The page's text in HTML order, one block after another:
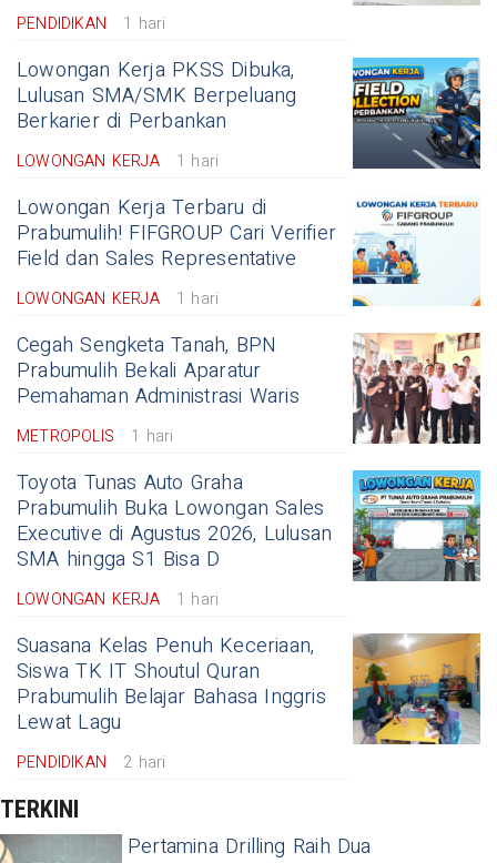
PENDIDIKAN 1 hari
Lowongan Kerja PKSS Dibuka,
Lulusan SMA/SMK Berpeluang
Berkarier di Perbankan
LOWONGAN KERJA 1 hari
Lowongan Kerja Terbaru di
Prabumulih! FIFGROUP Cari Verifier
Field dan Sales Representative
LOWONGAN KERJA 1 hari
Cegah Sengketa Tanah, BPN
Prabumulih Bekali Aparatur
Pemahaman Administrasi Waris
METROPOLIS 1 hari
Toyota Tunas Auto Graha
Prabumulih Buka Lowongan Sales
Executive di Agustus 2026, Lulusan
SMA hingga S1 Bisa D
LOWONGAN KERJA 1 hari
Suasana Kelas Penuh Keceriaan,
Siswa TK IT Shoutul Quran
Prabumulih Belajar Bahasa Inggris
Lewat Lagu
PENDIDIKAN 2 hari
TERKINI
Pertamina Drilling Raih Dua